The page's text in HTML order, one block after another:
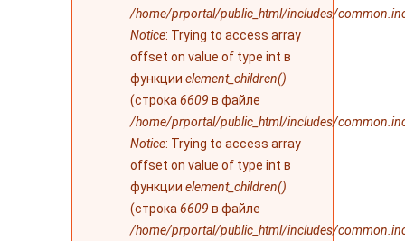
/home/prportal/public_html/includes/
Notice: Trying to access array
offset on value of type int в
функции element_children()
(строка 6609 в файле
/home/prportal/public_html/includes/
Notice: Trying to access array
offset on value of type int в
функции element_children()
(строка 6609 в файле
/home/prportal/public_html/includes/